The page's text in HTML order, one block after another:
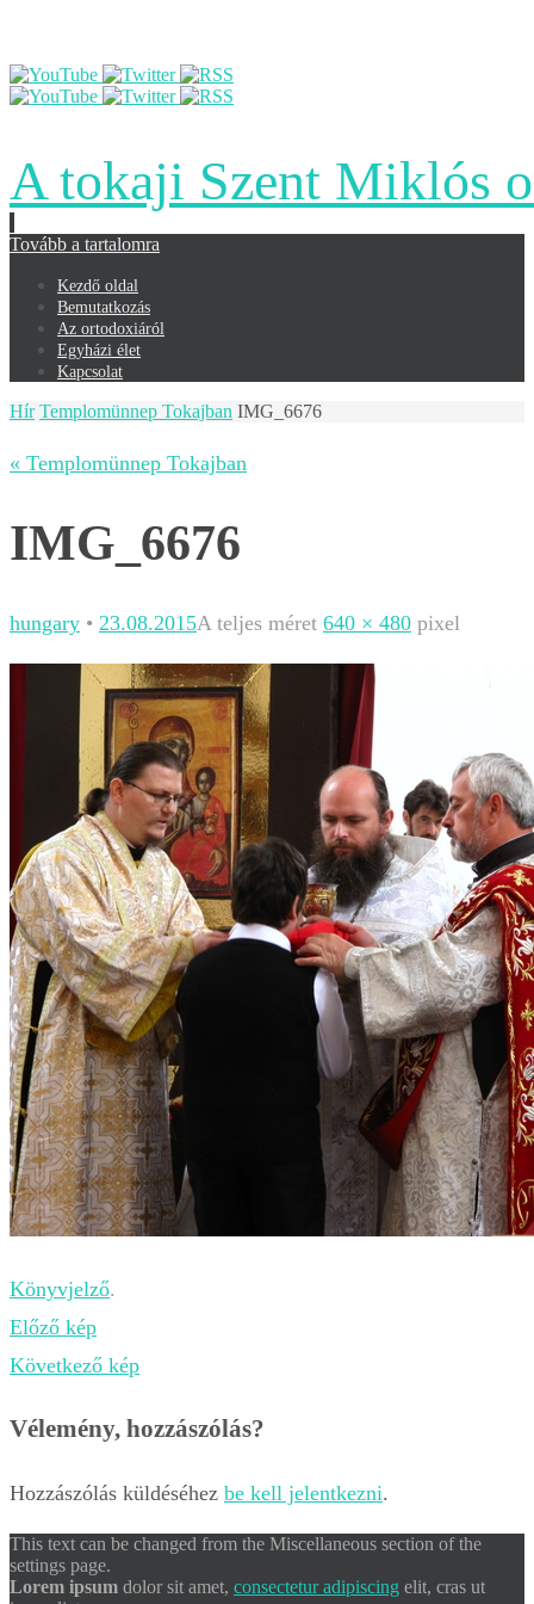
A tokaji Szent Miklós
Tovább a tartalomra
Kezdő oldal
Bemutatkozás
Az ortodoxiáról
Egyházi élet
Kapcsolat
Hír Templomünnep Tokajban IMG_6676
« Templomünnep Tokajban
IMG_6676
hungary • 23.08.2015A teljes méret 640 × 480 pixel
Könyvjelző.
Előző kép
Következő kép
Vélemény, hozzászólás?
Hozzászólás küldéséhez be kell jelentkezni.
This text can be changed from the Miscellaneous section of the
settings page.
Lorem ipsum dolor sit amet, consectetur adipiscing elit, cras ut